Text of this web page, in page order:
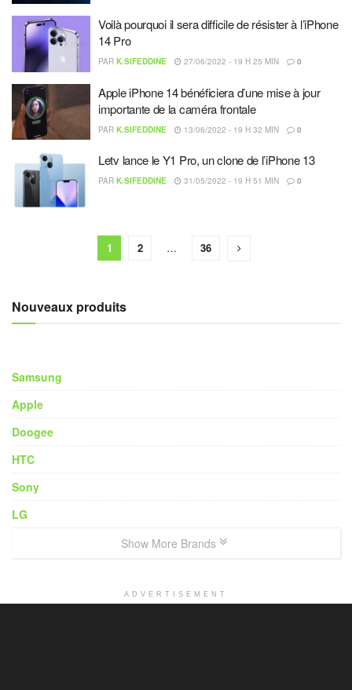
Voilà pourquoi il sera difficile de résister à l’iPhone
14 Pro
PAR K.SIFEDDINE 27/06/2022 - 19 H 25 MIN 0
Apple iPhone 14 bénéficiera d’une mise à jour
importante de la caméra frontale
PAR K.SIFEDDINE 13/06/2022 - 19 H 32 MIN 0
Letv lance le Y1 Pro, un clone de l’iPhone 13
PAR K.SIFEDDINE 31/05/2022 - 19 H 51 MIN 0
1 2 … 36
Nouveaux produits
Samsung
Apple
Doogee
HTC
Sony
LG
Show More Brands
ADVERTISEMENT